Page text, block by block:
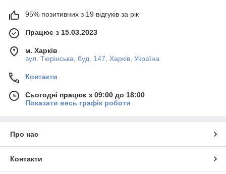
95% позитивних з 19 відгуків за рік
Працює з 15.03.2023
м. Харків
вул. Тюрінська, буд. 147, Харків, Україна
Контакти
Сьогодні працює з 09:00 до 18:00
Показати весь графік роботи
Про нас
Контакти